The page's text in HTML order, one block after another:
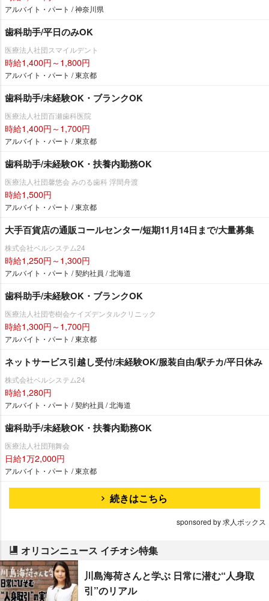
アルバイト・パート / 神奈川県
歯科助手/平日のみOK
医療法人社団スマイルデント
時給1,400円～1,800円
アルバイト・パート / 東京都
歯科助手/未経験OK・ブランクOK
医療法人社団百瀬歯科医院
時給1,400円～1,700円
アルバイト・パート / 東京都
歯科助手/未経験OK・扶養内勤務OK
医療法人社団馨悠会 みのる歯科 浮間舟渡
時給1,500円
アルバイト・パート / 東京都
大手百貨店の通販コールセンター/短期11月14日まで/大量募集
株式会社ベルシステム24
時給1,250円～1,300円
アルバイト・パート / 契約社員 / 北海道
歯科助手/未経験OK・ブランクOK
医療法人社団壱樹会ケイズデンタルクリニック
時給1,300円～1,700円
アルバイト・パート / 東京都
ネットサービス引越し受付/未経験OK/服装自由/駅チカ/平日休み
株式会社ベルシステム24
時給1,280円
アルバイト・パート / 契約社員 / 北海道
歯科助手/未経験OK・扶養内勤務OK
医療法人社団翔舞会
日給1万2,000円
アルバイト・パート / 東京都
続きはこちら
sponsored by 求人ボックス
オリコンニュース イチオシ特集
川島海荷さんと学ぶ 日常に潜む“人身取
引”のリアル